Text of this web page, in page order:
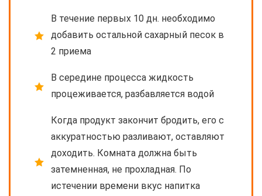
В течение первых 10 дн. необходимо
добавить остальной сахарный песок в
2 приема
В середине процесса жидкость
процеживается, разбавляется водой
Когда продукт закончит бродить, его с
аккуратностью разливают, оставляют
доходить. Комната должна быть
затемненная, не прохладная. По
истечении времени вкус напитка